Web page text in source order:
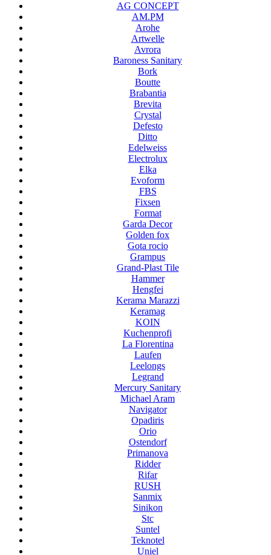
AG CONCEPT
AM.PM
Arohe
Artwelle
Avrora
Baroness Sanitary
Bork
Boutte
Brabantia
Brevita
Crystal
Defesto
Ditto
Edelweiss
Electrolux
Elka
Evoform
FBS
Fixsen
Format
Garda Decor
Golden fox
Gota rocio
Grampus
Grand-Plast Tile
Hammer
Hengfei
Kerama Marazzi
Keramag
KOIN
Kuchenprofi
La Florentina
Laufen
Leelongs
Legrand
Mercury Sanitary
Michael Aram
Navigator
Opadiris
Orio
Ostendorf
Primanova
Ridder
Rifar
RUSH
Sanmix
Sinikon
Stc
Suntel
Teknotel
Uniel